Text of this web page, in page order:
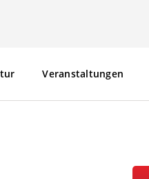
Veranstaltungen